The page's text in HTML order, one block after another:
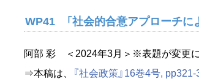
WP41 「社会的合意アプローチに
阿部 彩 ＜2024年3月＞※表題が変更
⇒本稿は、
『社会政策』16巻4号, pp321-